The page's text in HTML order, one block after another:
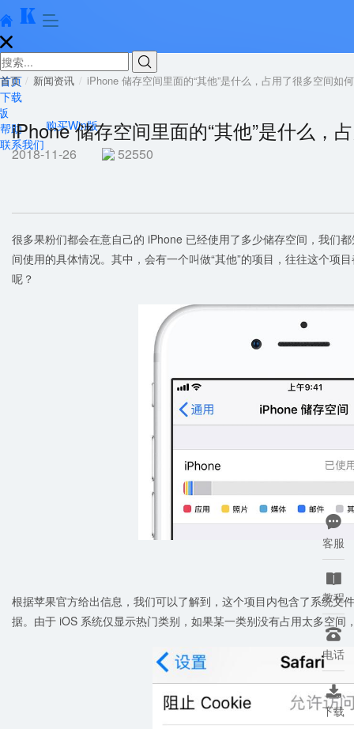
  


首页
下载
购买Win版
帮助
联系我们
首页 新闻资讯 iPhone 储存空间里面的“其他”是什么，占用了很多空间如
iPhone 储存空间里面的“其他”是什么，
2018-11-26 52550
很多果粉们都会在意自己的 iPhone 已经使用了多少储存空间，我们
间使用的具体情况。其中，会有一个叫做“其他”的项目，往往这个项
呢？
根据苹果官方给出信息，我们可以了解到，这个项目内包含了系统文
据。由于 iOS 系统仅显示热门类别，如果某一类别没有占用太多空间

客服

教程

电话

下载